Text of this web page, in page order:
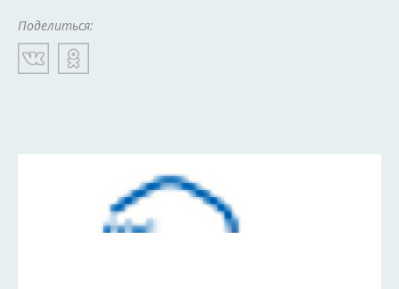
Поделиться: